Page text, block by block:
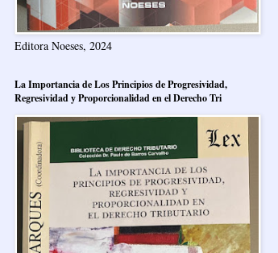
Editora Noeses, 2024
La Importancia de Los Principios de Progresividad,
Regresividad y Proporcionalidad en el Derecho Tri